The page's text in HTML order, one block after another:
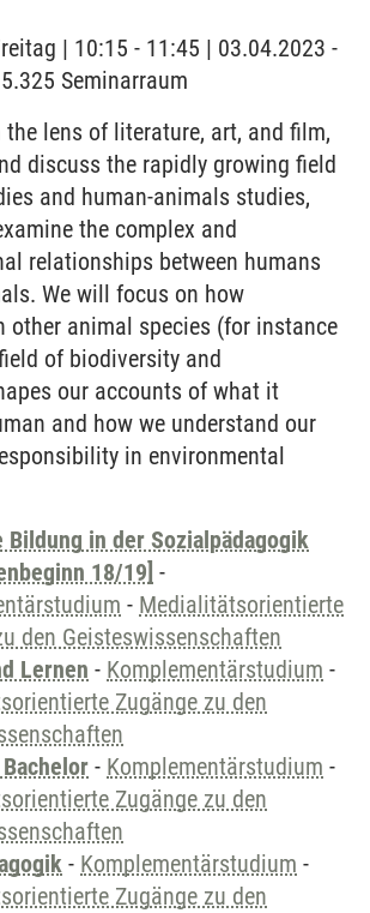
| 10:15 - 11:45 | 03.04.2023 -
Seminarraum
the lens of literature, art, and film,
discuss the rapidly growing field
and human-animals studies,
the complex and
relationships between humans
We will focus on how
other animal species (for instance
of biodiversity and
our accounts of what it
and how we understand our
in environmental
Bildung in der Sozialpädagogik
18/19] -
- Medialitätsorientierte
den Geisteswissenschaften
Lernen - Komplementärstudium -
Zugänge zu den
- Komplementärstudium -
Zugänge zu den
- Komplementärstudium -
Zugänge zu den